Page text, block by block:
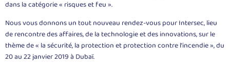
dans la catégorie « risques et feu ».
Nous vous donnons un tout nouveau rendez-vous pour Intersec, lieu
de rencontre des affaires, de la technologie et des innovations, sur le
thème de « la sécurité, la protection et protection contre l’incendie », du
20 au 22 janvier 2019 à Dubaï.